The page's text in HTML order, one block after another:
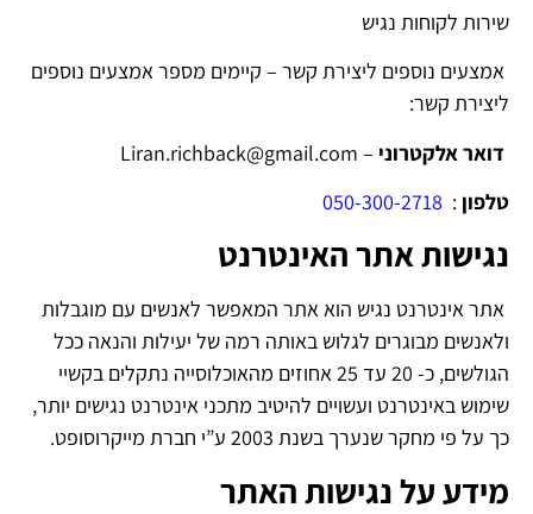
שירות לקוחות נגיש
אמצעים נוספים ליצירת קשר – קיימים מספר אמצעים נוספים
ליצירת קשר:
דואר אלקטרוני – Liran.richback@gmail.com
טלפון :
050-300-2718
נגישות אתר האינטרנט
אתר אינטרנט נגיש הוא אתר המאפשר לאנשים עם מוגבלות
ולאנשים מבוגרים לגלוש באותה רמה של יעילות והנאה ככל
הגולשים, כ- 20 עד 25 אחוזים מהאוכלוסייה נתקלים בקשיי
שימוש באינטרנט ועשויים להיטיב מתכני אינטרנט נגישים יותר,
כך על פי מחקר שנערך בשנת 2003 ע”י חברת מייקרוסופט.
מידע על נגישות האתר